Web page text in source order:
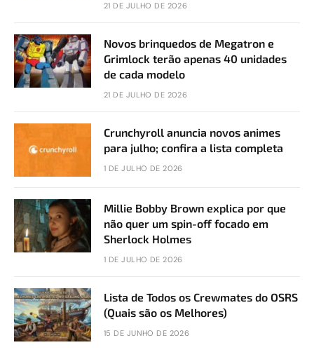
21 DE JULHO DE 2026
Novos brinquedos de Megatron e
Grimlock terão apenas 40 unidades
de cada modelo
21 DE JULHO DE 2026
Crunchyroll anuncia novos animes
para julho; confira a lista completa
1 DE JULHO DE 2026
Millie Bobby Brown explica por que
não quer um spin-off focado em
Sherlock Holmes
1 DE JULHO DE 2026
Lista de Todos os Crewmates do OSRS
(Quais são os Melhores)
15 DE JUNHO DE 2026